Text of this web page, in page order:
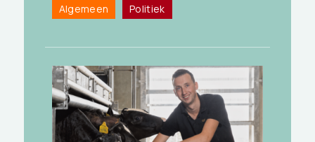
Algemeen Politiek